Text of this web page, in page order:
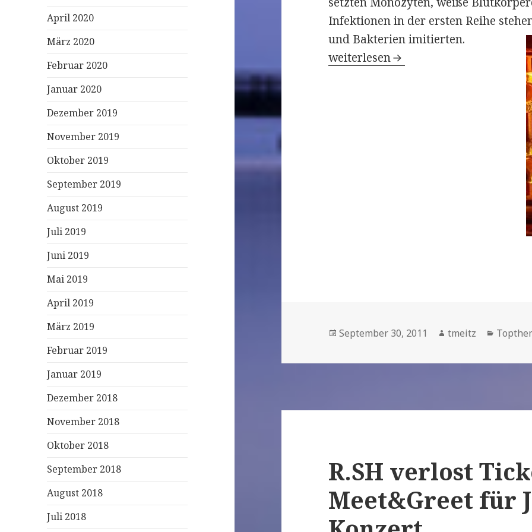
April 2020
März 2020
Februar 2020
Januar 2020
Dezember 2019
November 2019
Oktober 2019
September 2019
August 2019
Juli 2019
Juni 2019
Mai 2019
April 2019
März 2019
Februar 2019
Januar 2019
Dezember 2018
November 2018
Oktober 2018
September 2018
August 2018
Juli 2018
Infektionen in der ersten Reihe
und Bakterien imitierten.
Zu viel Alkohol stumpft
weiterlesen
Veröffentlicht
September 30, 2011 Autor
tmeitz
R.SH verlost
Meet&Greet für